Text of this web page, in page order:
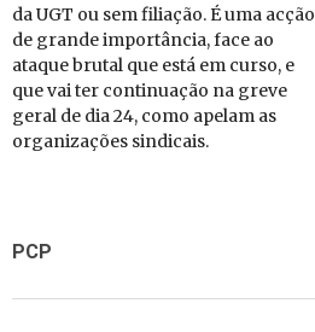
da UGT ou sem fi­li­ação. É uma acção
de grande im­por­tância, face ao
ataque brutal que está em curso, e
que vai ter con­ti­nu­ação na greve
geral de dia 24, como apelam as
or­ga­ni­za­ções sin­di­cais.
PCP